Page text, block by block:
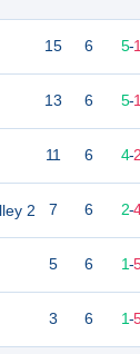
2
15 6 5-1
13 6 5-1
11 6 4-2
7 6 2-
5 6 1-
3 6 1-